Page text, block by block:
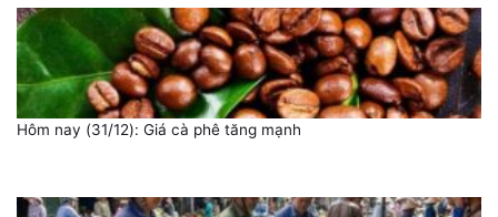
Hôm nay (31/12): Giá cà phê tăng mạnh